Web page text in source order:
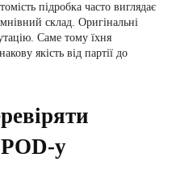
підробка часто виглядає
склад. Оригінальні
Саме тому їхня
якість від партії до
у